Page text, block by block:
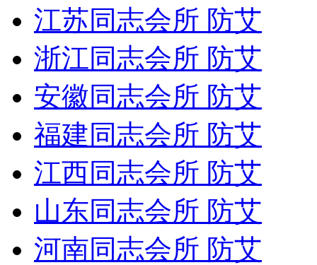
江苏同志会所 防艾
浙江同志会所 防艾
安徽同志会所 防艾
福建同志会所 防艾
江西同志会所 防艾
山东同志会所 防艾
河南同志会所 防艾